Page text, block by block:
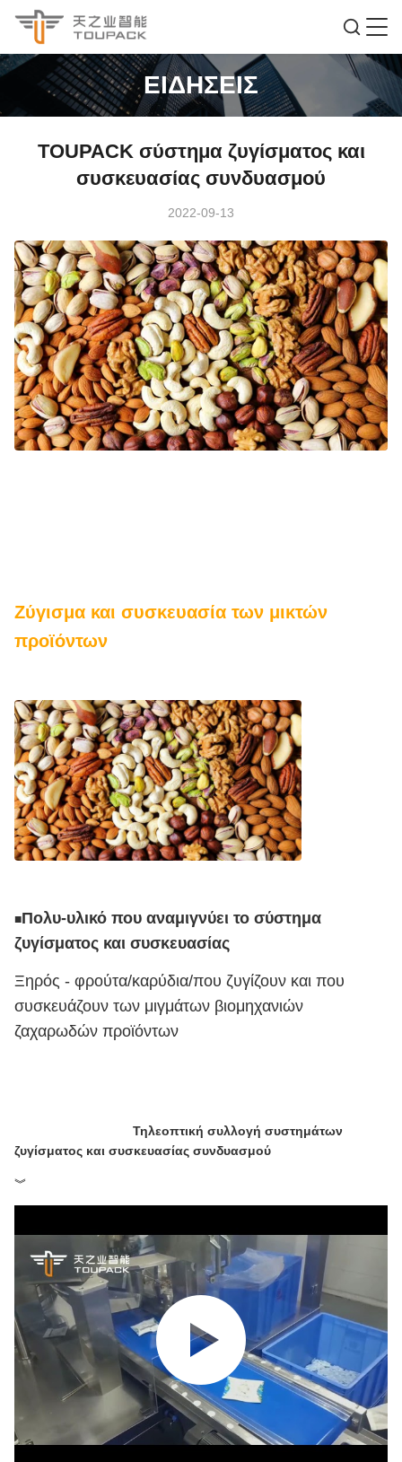
ΕΙΔΉΣΕΙΣ
TOUPACK σύστημα ζυγίσματος και
συσκευασίας συνδυασμού
2022-09-13
Ζύγισμα και συσκευασία των μικτών
προϊόντων
■Πολυ-υλικό που αναμιγνύει το σύστημα
ζυγίσματος και συσκευασίας
Ξηρός - φρούτα/καρύδια/που ζυγίζουν και που
συσκευάζουν των μιγμάτων βιομηχανιών
ζαχαρωδών προϊόντων
Τηλεοπτική συλλογή συστημάτων
ζυγίσματος και συσκευασίας συνδυασμού
︾